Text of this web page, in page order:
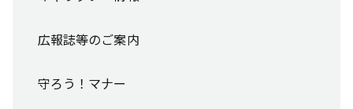
広報誌等のご案内
守ろう！マナー